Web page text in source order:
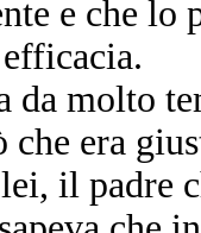
e che
da molto
che era
il padre